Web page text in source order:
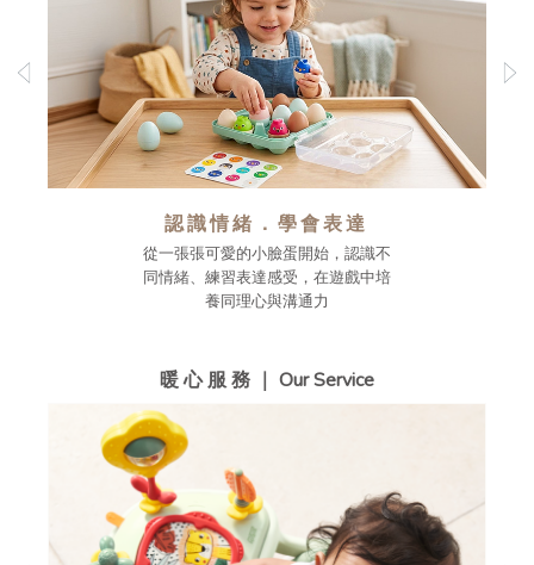
認識情緒．學會表達
從一張張可愛的小臉蛋開始，認識不
同情緒、練習表達感受，在遊戲中培
養同理心與溝通力
暖 心 服 務 ｜ Our Service